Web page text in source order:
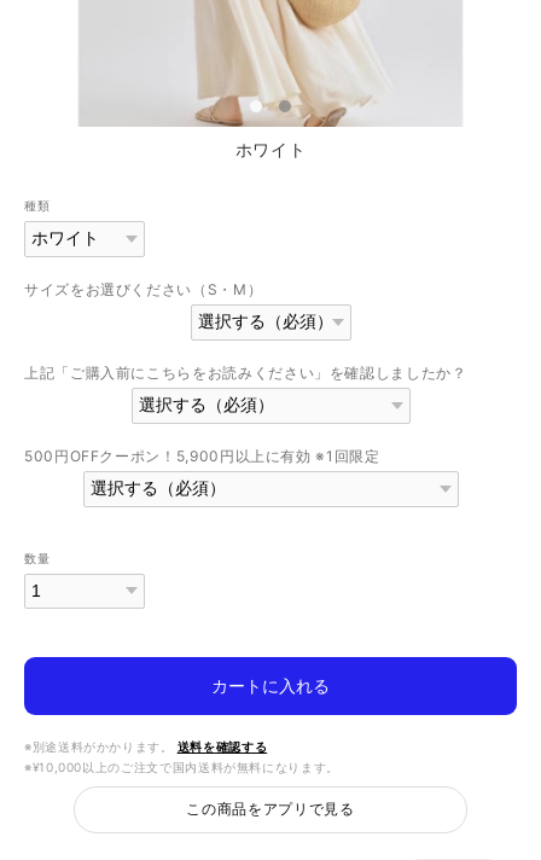
ホワイト
種類
サイズをお選びください（S・M）
上記「ご購入前にこちらをお読みください」を確認しましたか？
500円OFFクーポン！5,900円以上に有効 ※1回限定
数量
カートに入れる
※別途送料がかかります。
送料を確認する
※¥10,000以上のご注文で国内送料が無料になります。
この商品をアプリで見る